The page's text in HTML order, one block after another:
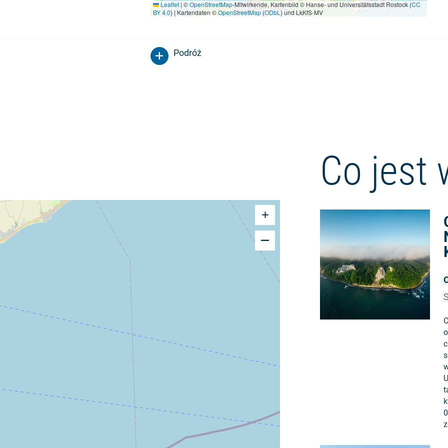
Leaflet | ©OpenStreetMap-Mitwirkende, Kartenbild © Hanse- und Universitätsstadt Rostock (CC
BY 4.0) | Kartendaten ©OpenStreetMap(ODbL ) und LkKfS-MV
Podróż
Co jest